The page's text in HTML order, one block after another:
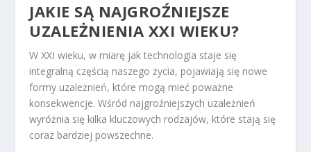
JAKIE SĄ NAJGROŹNIEJSZE
UZALEŻNIENIA XXI WIEKU?
W XXI wieku, w miarę jak technologia staje się
integralną częścią naszego życia, pojawiają się nowe
formy uzależnień, które mogą mieć poważne
konsekwencje. Wśród najgroźniejszych uzależnień
wyróżnia się kilka kluczowych rodzajów, które stają się
coraz bardziej powszechne.